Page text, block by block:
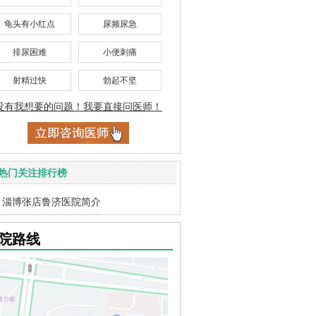
龟头有小红点 尿频尿急
排尿困难 小便刺痛
射精过快 勃起不坚
有我想要的问题！我要直接问医师！
门关注排行榜
淄博张店鲁济医院简介
路线